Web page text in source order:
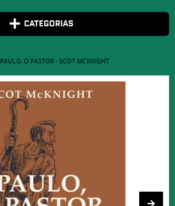
CATEGORIAS
PAULO, O PASTOR - SCOT MCKNIGHT